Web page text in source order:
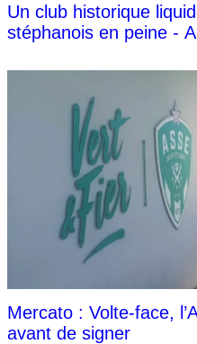
Un club historique
stéphanois en peine -
Mercato : Volte-face,
avant de signer